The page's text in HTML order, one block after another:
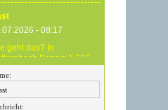
- 08:17
geht das? In
Benzin 1,666
1,819 - das ist
!